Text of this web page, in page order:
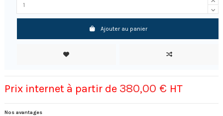
Ajouter au panier
Prix internet à partir de 380,00 € HT
Nos avantages